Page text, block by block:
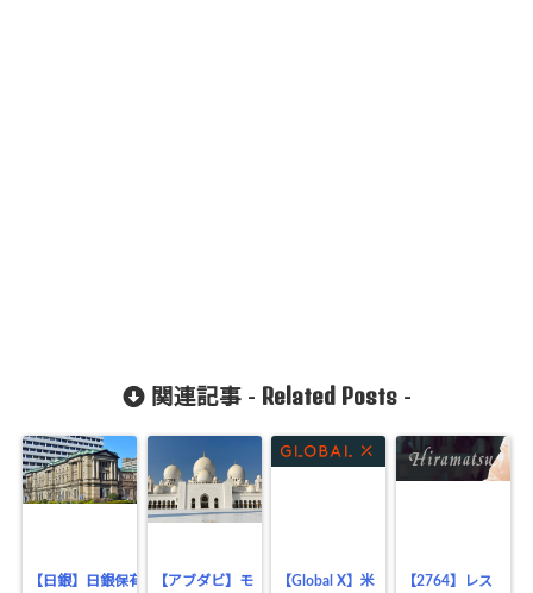
関連記事 - Related Posts-
【日銀】日銀保有の
【アブダビ】モ
【Global X】米
【2764】レス